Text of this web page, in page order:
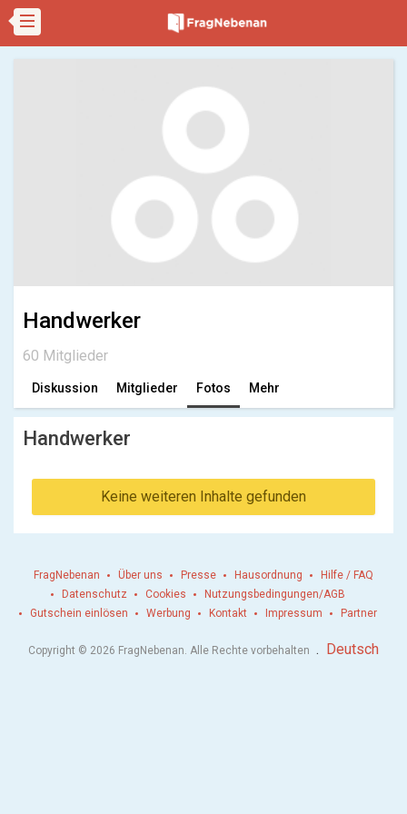
Handwerker
60 Mitglieder
Diskussion Mitglieder Fotos Mehr
Handwerker
Keine weiteren Inhalte gefunden
FragNebenan Über uns Presse Hausordnung
Hilfe / FAQ
Datenschutz
Cookies
Nutzungsbedingungen/AGB
Gutschein einlösen
Werbung Kontakt Impressum Partner
Copyright © 2026 FragNebenan. Alle Rechte vorbehalten . Deutsch